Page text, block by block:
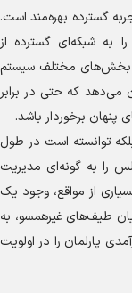
گسترده بهره‌مند است.
به شبکه‌ای گسترده از
بخش‌های مختلف سیستم
می‌دهد که حتی در برابر
برخوردار باشد.
توانسته است در طول
را به گونه‌ای مدیریت
از مواقع، وجود یک
طیف‌های غیرهمسو، به
پارلمان را در اولویت